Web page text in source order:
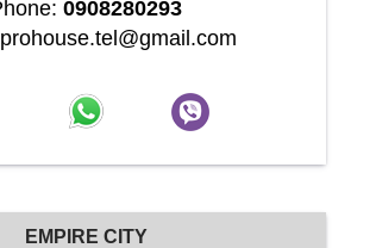
0908280293
EMPIRE CITY